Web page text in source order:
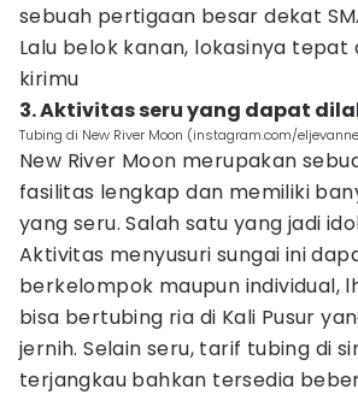
sebuah pertigaan besar dekat
Lalu belok kanan, lokasinya tepat
kirimu
3. Aktivitas seru yang dapat
Tubing di New River Moon (instagram.com/
New River Moon merupakan
fasilitas lengkap dan memiliki
yang seru. Salah satu yang jadi
Aktivitas menyusuri sungai ini
berkelompok maupun individual,
bisa bertubing ria di Kali Pusur
jernih. Selain seru, tarif tubing di
terjangkau bahkan tersedia